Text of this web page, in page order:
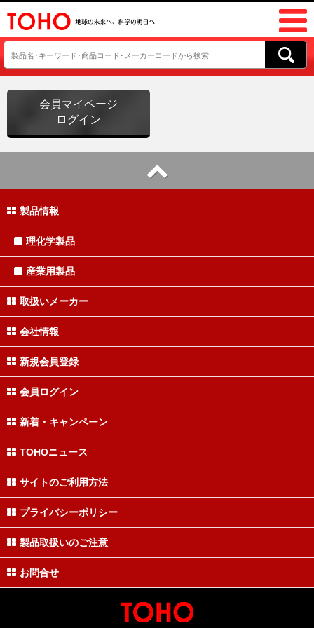
会員マイページ
ログイン
製品情報
理化学製品
産業用製品
取扱いメーカー
会社情報
新規会員登録
会員ログイン
新着・キャンペーン
TOHOニュース
サイトのご利用方法
プライバシーポリシー
製品取扱いのご注意
お問合せ